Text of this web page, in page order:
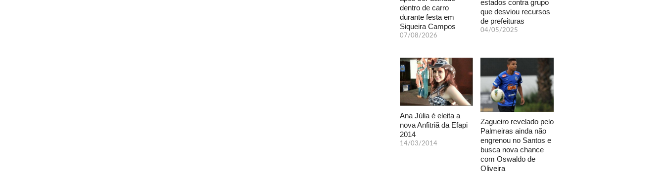
dentro de carro
durante festa em
Siqueira Campos
07/08/2026
estados contra grupo
que desviou recursos
de prefeituras
04/05/2025
Ana Júlia é eleita a
nova Anfitriã da Efapi
2014
14/03/2014
Zagueiro revelado pelo
Palmeiras ainda não
engrenou no Santos e
busca nova chance
com Oswaldo de
Oliveira